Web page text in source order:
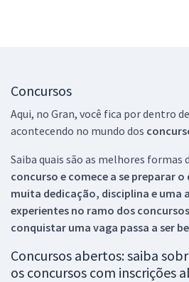
Concursos
Aqui, no Gran, você fica por dentro
acontecendo no mundo dos
Saiba quais são as melhores formas
concurso e comece a se preparar
muita dedicação, disciplina e uma
experientes no ramo dos
conquistar uma vaga passa a ser
Concursos abertos: saiba
os concursos com inscrições